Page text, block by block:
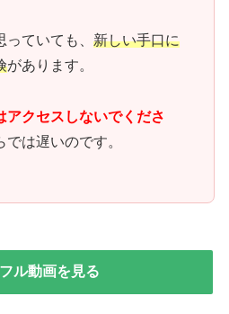
っていても、 新しい手口に
があります。
アクセスしないでくださ
は遅いのです。
ル動画を見る